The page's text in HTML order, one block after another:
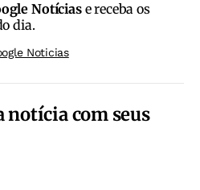
Notíciase receba os
dia.
Noticias
notícia com seus